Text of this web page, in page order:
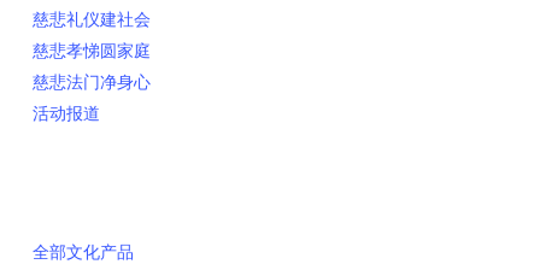
慈悲礼仪建社会
慈悲孝悌圆家庭
慈悲法门净身心
活动报道
全部文化产品